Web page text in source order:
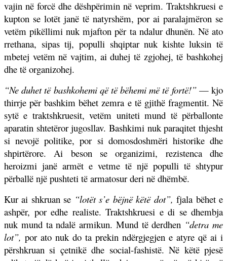
vajin në forcë dhe dëshpërimin në veprim. Traktshkruesi e
kupton se lotët janë të natyrshëm, por ai paralajmëron se
vetëm pikëllimi nuk mjafton për ta ndalur dhunën. Në ato
rrethana, sipas tij, populli shqiptar nuk kishte luksin të
mbetej vetëm në vajtim, ai duhej të zgjohej, të bashkohej
dhe të organizohej.
“Ne duhet të bashkohemi që të bëhemi më të fortë!”— kjo
thirrje për bashkim bëhet zemra e të gjithë fragmentit. Në
sytë e traktshkruesit, vetëm uniteti mund të përballonte
aparatin shtetëror jugosllav. Bashkimi nuk paraqitet thjesht
si nevojë politike, por si domosdoshmëri historike dhe
shpirtërore. Ai beson se organizimi, rezistenca dhe
heroizmi janë armët e vetme të një populli të shtypur
përballë një pushteti të armatosur deri në dhëmbë.
Kur ai shkruan se “lotët s’e bëjnë këtë dot”, fjala bëhet e
ashpër, por edhe realiste. Traktshkruesi e di se dhembja
nuk mund ta ndalë armikun. Mund të derdhen “detra me
lot”, por ato nuk do ta prekin ndërgjegjen e atyre që ai i
përshkruan si çetnikë dhe social-fashistë. Në këtë pjesë